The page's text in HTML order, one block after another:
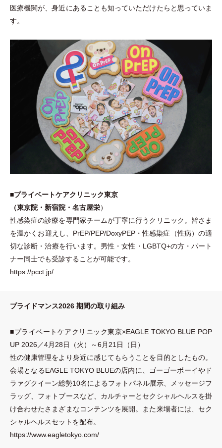
医療機関が、身近にあることも知っていただけたらと思っていま
す。
■プライベートケアクリニック東京
（東京院 ・ 新宿院 ・ 名古屋栄）
性感染症の診療を専門家チームが丁寧に行うクリニック。皆さま
を温かくお迎えし、PrEP/PEP/DoxyPEP・性感染症 （性病） の適
切な診断 ・治療を行います。男性 ・女性 ・ LGBTQ+の方・ パート
ナー同士でも受診することが可能です。
https://pcct.jp/
プライドマンス2026 期間の取り組み
■プライベートケアクリニック東京×EAGLE TOKYO BLUE POP
UP 2026／4月28日
（火 ） ～6月21日 （ 日 ）
性の健康管理をより身近に感じてもらうことを目的としたもの。
会場となるEAGLE TOKYO BLUEの店内に、ゴーゴーボーイやド
ラァグクイーン総勢10名によるフォトパネル展示、メッセージフ
ラッグ、フォトブースなど、カルチャーとセクシャルヘルスを掛
け合わせたさまざまなコンテンツを展開。また来場者には、セク
シャルヘルスセットを配布。
https://www.eagletokyo.com/